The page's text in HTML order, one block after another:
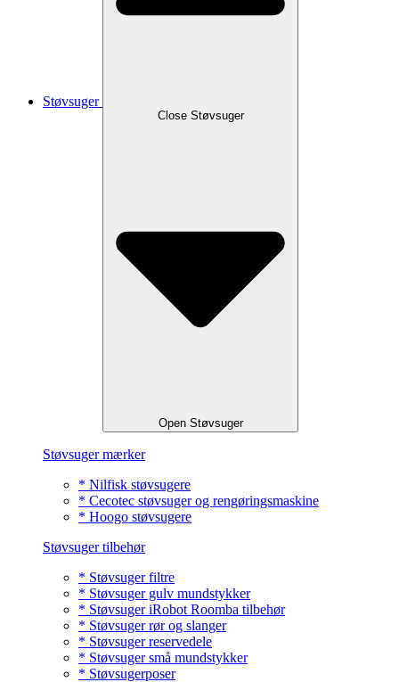
Støvsuger
Close Støvsuger
Open Støvsuger
Støvsuger mærker
* Nilfisk støvsugere
* Cecotec støvsuger og rengøringsmaskine
* Hoogo støvsugere
Støvsuger tilbehør
* Støvsuger filtre
* Støvsuger gulv mundstykker
* Støvsuger iRobot Roomba tilbehør
* Støvsuger rør og slanger
* Støvsuger reservedele
* Støvsuger små mundstykker
* Støvsugerposer